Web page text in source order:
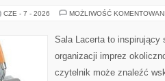
CZE - 7 - 2026 MOŻLIWOŚĆ
Sala Lacerta to inspirujący
organizacji imprez
czytelnik może znaleźć